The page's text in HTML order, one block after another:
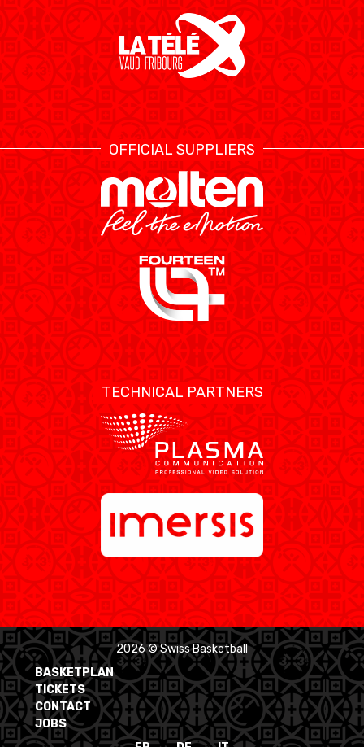
OFFICIAL SUPPLIERS
TECHNICAL PARTNERS
2026 © Swiss Basketball
BASKETPLAN
TICKETS
CONTACT
JOBS